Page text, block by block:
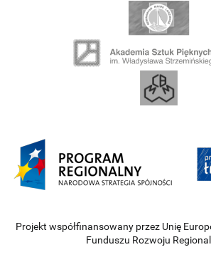
Projekt współfinansowany przez Unię
Funduszu Rozwoju